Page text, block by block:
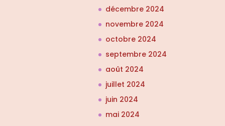
décembre 2024
novembre 2024
octobre 2024
septembre 2024
août 2024
juillet 2024
juin 2024
mai 2024